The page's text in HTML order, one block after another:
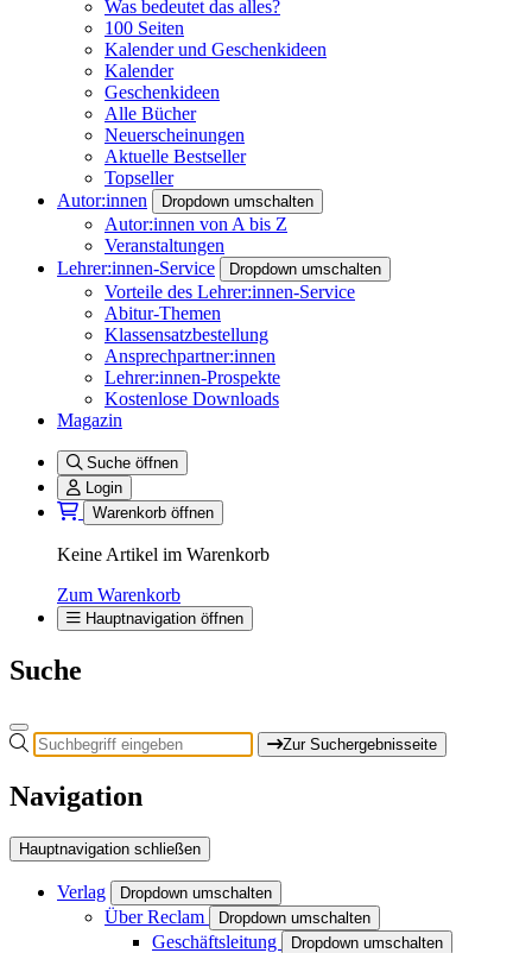
Was bedeutet das alles?
100 Seiten
Kalender und Geschenkideen
Kalender
Geschenkideen
Alle Bücher
Neuerscheinungen
Aktuelle Bestseller
Topseller
Autor:innen
Dropdown umschalten
Autor:innen von A bis Z
Veranstaltungen
Lehrer:innen-Service
Dropdown umschalten
Vorteile des Lehrer:innen-Service
Abitur-Themen
Klassensatzbestellung
Ansprechpartner:innen
Lehrer:innen-Prospekte
Kostenlose Downloads
Magazin
Suche öffnen
Login
Warenkorb öffnen
Keine Artikel im Warenkorb
Zum Warenkorb
Hauptnavigation öffnen
Suche
Zur Suchergebnisseite
Navigation
Hauptnavigation schließen
Verlag Dropdown umschalten
Über Reclam Dropdown umschalten
Geschäftsleitung Dropdown umschalten